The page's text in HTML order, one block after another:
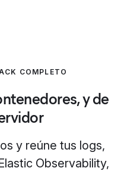
COMPLETO
y de
y reúne tus logs,
Observability,